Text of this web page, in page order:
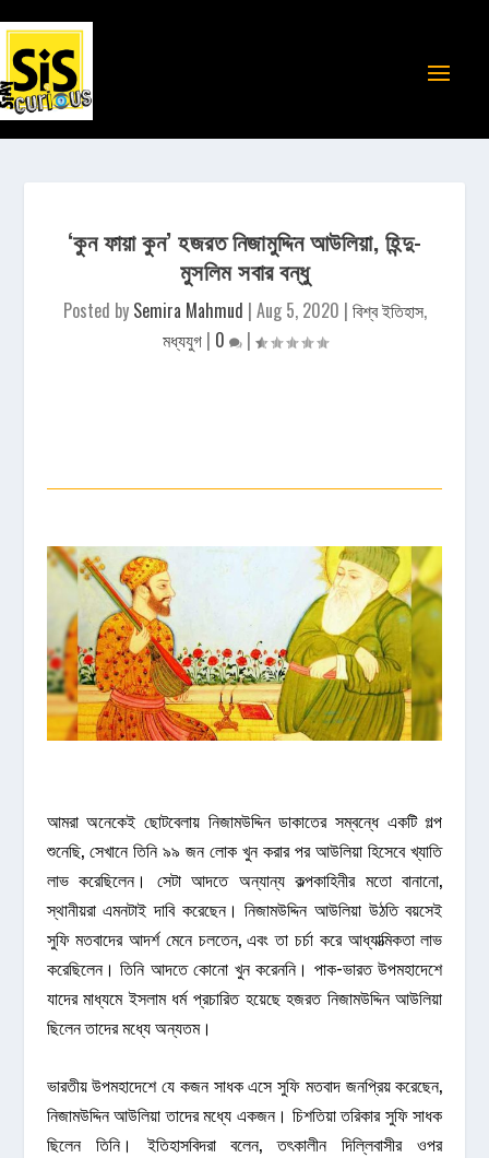
‘কুন ফায়া কুন’ হজরত নিজামুদ্দিন আউলিয়া, হিন্দু-
মুসলিম সবার বন্ধু
Posted by Semira Mahmud | Aug 5, 2020 | বিশ্ব ইতিহাস,
মধ্যযুগ| 0 |
আমরা অনেকেই ছোটবেলায় নিজামউদ্দিন ডাকাতের সম্বন্ধে একটি গল্প
শুনেছি, সেখানে তিনি ৯৯ জন লোক খুন করার পর আউলিয়া হিসেবে খ্যাতি
লাভ করেছিলেন। সেটা আদতে অন্যান্য কল্পকাহিনীর মতো বানানো,
স্থানীয়রা এমনটাই দাবি করেছেন। নিজামউদ্দিন আউলিয়া উঠতি বয়সেই
সুফি মতবাদের আদর্শ মেনে চলতেন, এবং তা চর্চা করে আধ্যাত্মিকতা লাভ
করেছিলেন। তিনি আদতে কোনো খুন করেননি। পাক-ভারত উপমহাদেশে
যাদের মাধ্যমে ইসলাম ধর্ম প্রচারিত হয়েছে হজরত নিজামউদ্দিন আউলিয়া
ছিলেন তাদের মধ্যে অন্যতম।
ভারতীয় উপমহাদেশে যে কজন সাধক এসে সুফি মতবাদ জনপ্রিয় করেছেন,
নিজামউদ্দিন আউলিয়া তাদের মধ্যে একজন। চিশতিয়া তরিকার সুফি সাধক
ছিলেন তিনি। ইতিহাসবিদরা বলেন, তৎকালীন দিল্লিবাসীর ওপর